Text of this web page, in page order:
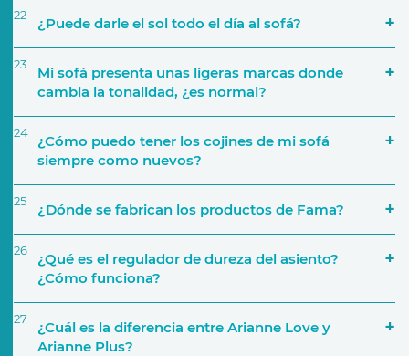
22 ¿Puede darle el sol todo el día al sofá?
23
Mi sofá presenta unas ligeras marcas donde
cambia la tonalidad, ¿es normal?
24
¿Cómo puedo tener los cojines de mi sofá
siempre como nuevos?
25 ¿Dónde se fabrican los productos de Fama?
26
¿Qué es el regulador de dureza del asiento?
¿Cómo funciona?
27
¿Cuál es la diferencia entre Arianne Love y
Arianne Plus?